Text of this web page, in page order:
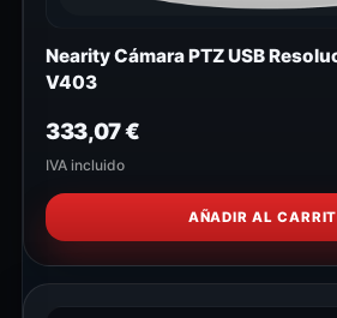
Nearity Cámara PTZ USB
V403
333,07€
IVA incluido
AÑADIR AL